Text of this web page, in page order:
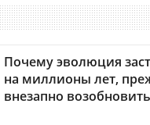
Почему эволюция
на миллионы лет,
внезапно